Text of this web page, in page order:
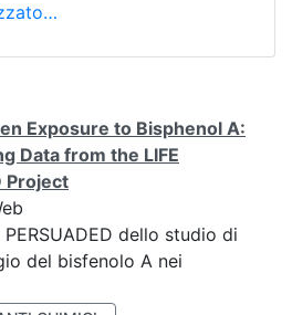
Exposure to Bisphenol A:
Data from the LIFE
Project
PERSUADED dello studio di
del bisfenolo A nei